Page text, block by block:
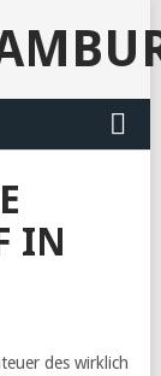
IN
des wirklich